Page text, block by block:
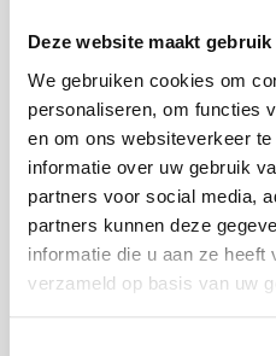
Deze website maakt
We gebruiken cookies om
personaliseren, om functies
en om ons websiteverkeer
informatie over uw gebruik
partners voor social media,
partners kunnen deze
informatie die u aan ze
verzameld op basis van uw